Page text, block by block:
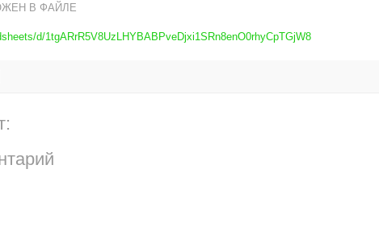
В ФАЙЛЕ
d/1tgARrR5V8UzLHYBABPveDjxi1SRn8enO0rhyCpTGjW8